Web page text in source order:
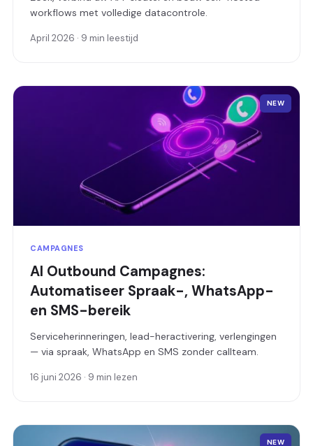
workflows met volledige datacontrole.
April 2026 · 9 min leestijd
NEW
CAMPAGNES
AI Outbound Campagnes:
Automatiseer Spraak-, WhatsApp-
en SMS-bereik
Serviceherinneringen, lead-heractivering, verlengingen
— via spraak, WhatsApp en SMS zonder callteam.
16 juni 2026 · 9 min lezen
NEW